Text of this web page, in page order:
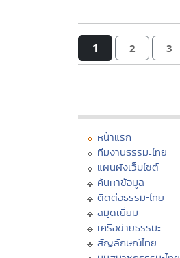
1 2 3
หน้าแรก
ทีมงานธรรมะไทย
แผนผังเว็บไซต์
ค้นหาข้อมูล
ติดต่อธรรมะไทย
สมุดเยี่ยม
เครือข่ายธรรมะ
สัญลักษณ์ไทย